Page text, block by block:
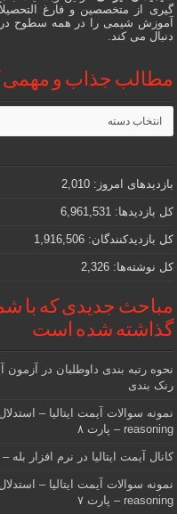
گیری از متخصصین و فارغ
آموزش شیمی را در همه سطوح در
دنبال می کند.
مطالب جذاب و مهمی
مطالب
جذاب
و
که
دنبالش
هستید
بازدیدهای امروز: 2,010
کل بازدیدها: 6,961,531
کل بازدیدکنند‌گان: 1,916,506
کل نوشته‌ها: 2,326
مباحث جدیدی که با
گذاشته شده است
رنک بندی
reasoning – پارت ۸
کانال آیمت ایتالیا در نرم افزار
reasoning – پارت ۷